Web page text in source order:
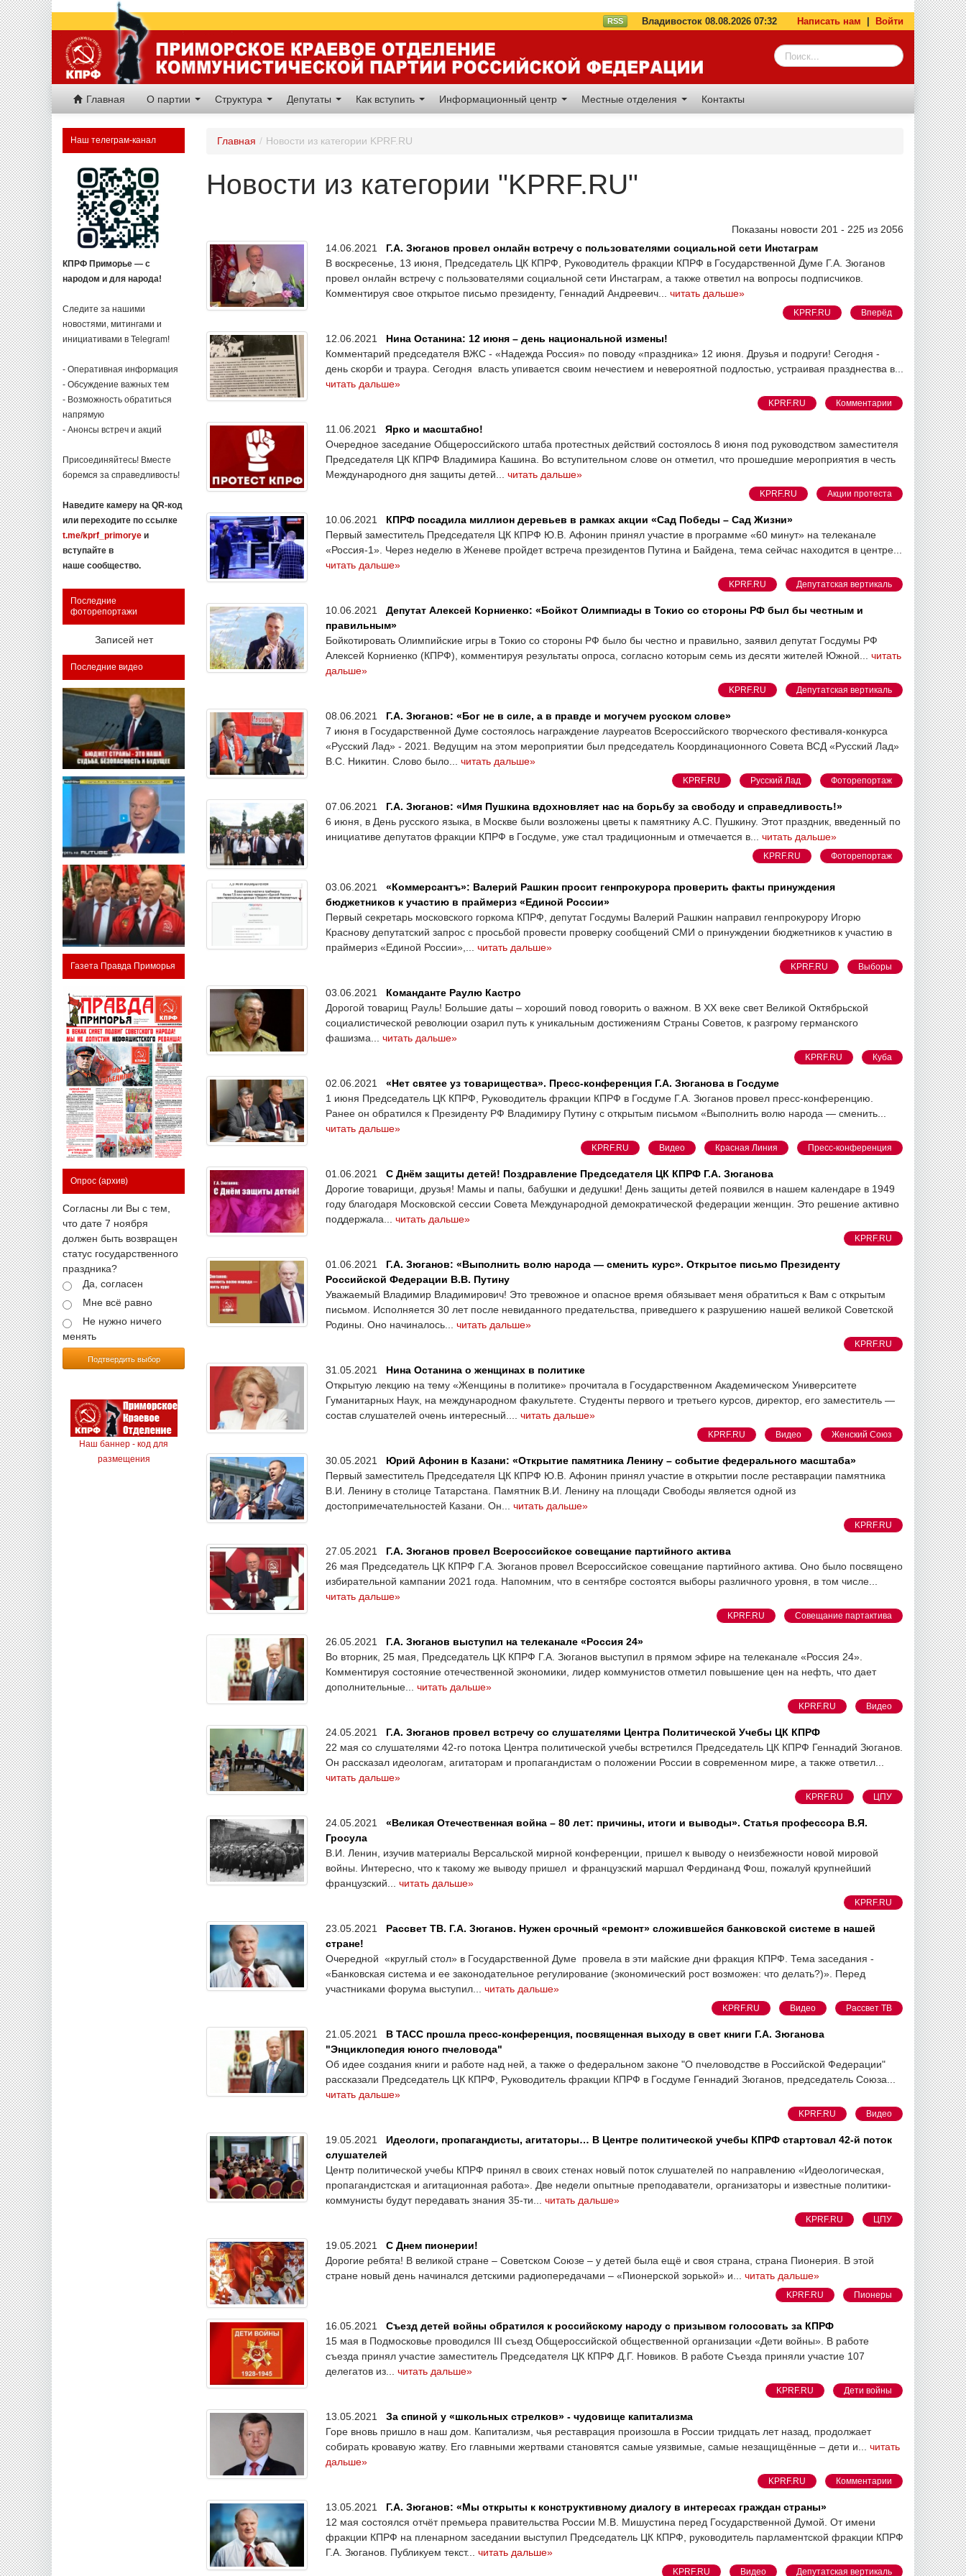
RSS Владивосток 08.08.2026 07:32 Написать нам Войти
Главная О партии Структура Депутаты Как вступить Информационный центр Местные отделения Контакты
Наш телеграм-канал
КПРФ Приморье — с
народом и для народа!
Следите за нашими
новостями, митингами и
инициативами в Telegram!
- Оперативная информация
- Обсуждение важных тем
- Возможность обратиться
напрямую
- Анонсы встреч и акций
Присоединяйтесь! Вместе
боремся за справедливость!
Наведите камеру на QR-код
или переходите по ссылке
t.me/kprf_primorye и
вступайте в
наше сообщество.
Последние
фоторепортажи
Записей нет
Последние видео
Газета Правда Приморья
Опрос (архив)
Согласны ли Вы с тем,
что дате 7 ноября
должен быть возвращен
статус государственного
праздника?
Да, согласен
Мне всё равно
Не нужно ничего
менять
Подтвердить выбор
Наш баннер - код для
размещения
Главная / Новости из категории KPRF.RU
Новости из категории "KPRF.RU"
Показаны новости 201 - 225 из 2056
14.06.2021 Г.А. Зюганов провел онлайн встречу с пользователями социальной сети Инстаграм
В воскресенье, 13 июня, Председатель ЦК КПРФ, Руководитель фракции КПРФ в Государственной Думе Г.А. Зюганов
провел онлайн встречу с пользователями социальной сети Инстаграм, а также ответил на вопросы подписчиков.
Комментируя свое открытое письмо президенту, Геннадий Андреевич... читать дальше»
KPRF.RU Вперёд
12.06.2021 Нина Останина: 12 июня – день национальной измены!
Комментарий председателя ВЖС - «Надежда Россия» по поводу «праздника» 12 июня. Друзья и подруги! Сегодня -
день скорби и траура. Сегодня власть упивается своим нечестием и невероятной подлостью, устраивая празднества в...
читать дальше»
KPRF.RU Комментарии
11.06.2021 Ярко и масштабно!
Очередное заседание Общероссийского штаба протестных действий состоялось 8 июня под руководством заместителя
Председателя ЦК КПРФ Владимира Кашина. Во вступительном слове он отметил, что прошедшие мероприятия в честь
Международного дня защиты детей... читать дальше»
KPRF.RU Акции протеста
10.06.2021 КПРФ посадила миллион деревьев в рамках акции «Сад Победы – Сад Жизни»
Первый заместитель Председателя ЦК КПРФ Ю.В. Афонин принял участие в программе «60 минут» на телеканале
«Россия-1». Через неделю в Женеве пройдет встреча президентов Путина и Байдена, тема сейчас находится в центре...
читать дальше»
KPRF.RU Депутатская вертикаль
10.06.2021 Депутат Алексей Корниенко: «Бойкот Олимпиады в Токио со стороны РФ был бы честным и
правильным»
Бойкотировать Олимпийские игры в Токио со стороны РФ было бы честно и правильно, заявил депутат Госдумы РФ
Алексей Корниенко (КПРФ), комментируя результаты опроса, согласно которым семь из десяти жителей Южной... читать
дальше»
KPRF.RU Депутатская вертикаль
08.06.2021 Г.А. Зюганов: «Бог не в силе, а в правде и могучем русском слове»
7 июня в Государственной Думе состоялось награждение лауреатов Всероссийского творческого фестиваля-конкурса
«Русский Лад» - 2021. Ведущим на этом мероприятии был председатель Координационного Совета ВСД «Русский Лад»
В.С. Никитин. Слово было... читать дальше»
KPRF.RU Русский Лад Фоторепортаж
07.06.2021 Г.А. Зюганов: «Имя Пушкина вдохновляет нас на борьбу за свободу и справедливость!»
6 июня, в День русского языка, в Москве были возложены цветы к памятнику А.С. Пушкину. Этот праздник, введенный по
инициативе депутатов фракции КПРФ в Госдуме, уже стал традиционным и отмечается в... читать дальше»
KPRF.RU Фоторепортаж
03.06.2021 «Коммерсантъ»: Валерий Рашкин просит генпрокурора проверить факты принуждения
бюджетников к участию в праймериз «Единой России»
Первый секретарь московского горкома КПРФ, депутат Госдумы Валерий Рашкин направил генпрокурору Игорю
Краснову депутатский запрос с просьбой провести проверку сообщений СМИ о принуждении бюджетников к участию в
праймериз «Единой России»,... читать дальше»
KPRF.RU Выборы
03.06.2021 Команданте Раулю Кастро
Дорогой товарищ Рауль! Большие даты – хороший повод говорить о важном. В ХХ веке свет Великой Октябрьской
социалистической революции озарил путь к уникальным достижениям Страны Советов, к разгрому германского
фашизма... читать дальше»
KPRF.RU Куба
02.06.2021 «Нет святее уз товарищества». Пресс-конференция Г.А. Зюганова в Госдуме
1 июня Председатель ЦК КПРФ, Руководитель фракции КПРФ в Госдуме Г.А. Зюганов провел пресс-конференцию.
Ранее он обратился к Президенту РФ Владимиру Путину с открытым письмом «Выполнить волю народа — сменить...
читать дальше»
KPRF.RU Видео Красная Линия Пресс-конференция
01.06.2021 С Днём защиты детей! Поздравление Председателя ЦК КПРФ Г.А. Зюганова
Дорогие товарищи, друзья! Мамы и папы, бабушки и дедушки! День защиты детей появился в нашем календаре в 1949
году благодаря Московской сессии Совета Международной демократической федерации женщин. Это решение активно
поддержала... читать дальше»
KPRF.RU
01.06.2021 Г.А. Зюганов: «Выполнить волю народа — сменить курс». Открытое письмо Президенту
Российской Федерации В.В. Путину
Уважаемый Владимир Владимирович! Это тревожное и опасное время обязывает меня обратиться к Вам с открытым
письмом. Исполняется 30 лет после невиданного предательства, приведшего к разрушению нашей великой Советской
Родины. Оно начиналось... читать дальше»
KPRF.RU
31.05.2021 Нина Останина о женщинах в политике
Открытую лекцию на тему «Женщины в политике» прочитала в Государственном Академическом Университете
Гуманитарных Наук, на международном факультете. Студенты первого и третьего курсов, директор, его заместитель —
состав слушателей очень интересный.... читать дальше»
KPRF.RU Видео Женский Союз
30.05.2021 Юрий Афонин в Казани: «Открытие памятника Ленину – событие федерального масштаба»
Первый заместитель Председателя ЦК КПРФ Ю.В. Афонин принял участие в открытии после реставрации памятника
В.И. Ленину в столице Татарстана. Памятник В.И. Ленину на площади Свободы является одной из
достопримечательностей Казани. Он... читать дальше»
KPRF.RU
27.05.2021 Г.А. Зюганов провел Всероссийское совещание партийного актива
26 мая Председатель ЦК КПРФ Г.А. Зюганов провел Всероссийское совещание партийного актива. Оно было посвящено
избирательной кампании 2021 года. Напомним, что в сентябре состоятся выборы различного уровня, в том числе...
читать дальше»
KPRF.RU Совещание партактива
26.05.2021 Г.А. Зюганов выступил на телеканале «Россия 24»
Во вторник, 25 мая, Председатель ЦК КПРФ Г.А. Зюганов выступил в прямом эфире на телеканале «Россия 24».
Комментируя состояние отечественной экономики, лидер коммунистов отметил повышение цен на нефть, что дает
дополнительные... читать дальше»
KPRF.RU Видео
24.05.2021 Г.А. Зюганов провел встречу со слушателями Центра Политической Учебы ЦК КПРФ
22 мая со слушателями 42-го потока Центра политической учебы встретился Председатель ЦК КПРФ Геннадий Зюганов.
Он рассказал идеологам, агитаторам и пропагандистам о положении России в современном мире, а также ответил...
читать дальше»
KPRF.RU ЦПУ
24.05.2021 «Великая Отечественная война – 80 лет: причины, итоги и выводы». Статья профессора В.Я.
Гросула
В.И. Ленин, изучив материалы Версальской мирной конференции, пришел к выводу о неизбежности новой мировой
войны. Интересно, что к такому же выводу пришел и французский маршал Фердинанд Фош, пожалуй крупнейший
французский... читать дальше»
KPRF.RU
23.05.2021 Рассвет ТВ. Г.А. Зюганов. Нужен срочный «ремонт» сложившейся банковской системе в нашей
стране!
Очередной «круглый стол» в Государственной Думе провела в эти майские дни фракция КПРФ. Тема заседания -
«Банковская система и ее законодательное регулирование (экономический рост возможен: что делать?)». Перед
участниками форума выступил... читать дальше»
KPRF.RU Видео Рассвет ТВ
21.05.2021 В ТАСС прошла пресс-конференция, посвященная выходу в свет книги Г.А. Зюганова
"Энциклопедия юного пчеловода"
Об идее создания книги и работе над ней, а также о федеральном законе "О пчеловодстве в Российской Федерации"
рассказали Председатель ЦК КПРФ, Руководитель фракции КПРФ в Госдуме Геннадий Зюганов, председатель Союза...
читать дальше»
KPRF.RU Видео
19.05.2021 Идеологи, пропагандисты, агитаторы… В Центре политической учебы КПРФ стартовал 42-й поток
слушателей
Центр политической учебы КПРФ принял в своих стенах новый поток слушателей по направлению «Идеологическая,
пропагандистская и агитационная работа». Две недели опытные преподаватели, организаторы и известные политики-
коммунисты будут передавать знания 35-ти... читать дальше»
KPRF.RU ЦПУ
19.05.2021 С Днем пионерии!
Дорогие ребята! В великой стране – Советском Союзе – у детей была ещё и своя страна, страна Пионерия. В этой
стране новый день начинался детскими радиопередачами – «Пионерской зорькой» и... читать дальше»
KPRF.RU Пионеры
16.05.2021 Съезд детей войны обратился к российскому народу с призывом голосовать за КПРФ
15 мая в Подмосковье проводился III съезд Общероссийской общественной организации «Дети войны». В работе
съезда принял участие заместитель Председателя ЦК КПРФ Д.Г. Новиков. В работе Съезда приняли участие 107
делегатов из... читать дальше»
KPRF.RU Дети войны
13.05.2021 За спиной у «школьных стрелков» - чудовище капитализма
Горе вновь пришло в наш дом. Капитализм, чья реставрация произошла в России тридцать лет назад, продолжает
собирать кровавую жатву. Его главными жертвами становятся самые уязвимые, самые незащищённые – дети и... читать
дальше»
KPRF.RU Комментарии
13.05.2021 Г.А. Зюганов: «Мы открыты к конструктивному диалогу в интересах граждан страны»
12 мая состоялся отчёт премьера правительства России М.В. Мишустина перед Государственной Думой. От имени
фракции КПРФ на пленарном заседании выступил Председатель ЦК КПРФ, руководитель парламентской фракции КПРФ
Г.А. Зюганов. Публикуем текст... читать дальше»
KPRF.RU Видео Депутатская вертикаль